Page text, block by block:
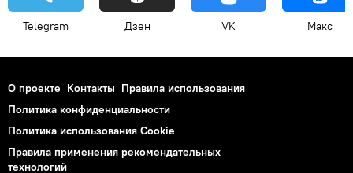
Telegram Дзен VK Макс
О проекте Контакты Правила использования
Политика конфиденциальности
Политика использования Cookie
Правила применения рекомендательных
технологий